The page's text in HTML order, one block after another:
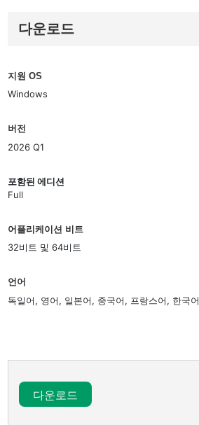
다운로드
지원 OS
Windows
버전
2026 Q1
포함된 에디션
Full
어플리케이션 비트
32비트 및 64비트
언어
독일어, 영어, 일본어, 중국어, 프랑스어, 한국어
다운로드​